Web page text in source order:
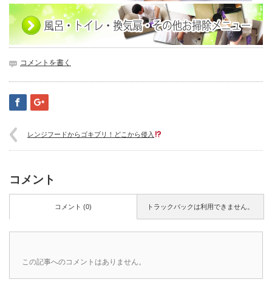
コメントを書く
レンジフードからゴキブリ！どこから侵入
コメント
トラックバックは利用できません。
コメント (0)
この記事へのコメントはありません。